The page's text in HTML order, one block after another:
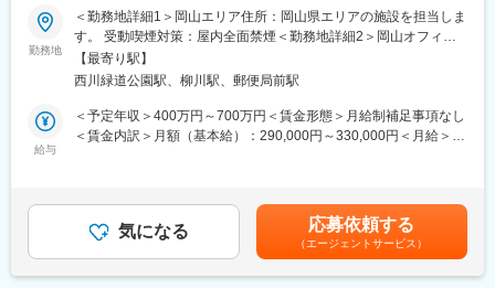
■企業の特徴/魅力
半世紀以上にわたり地域医療を支え、救急から在宅まで幅広く展
開。安定した基盤と働きやすさを兼ね備えています。
■業務詳細／治験コーディネーター（CRCって何？）
新しい薬や治療法が安全で効果的かどうかを確かめるための臨床
試験（治験）をサポートする仕事です。
＜具体的に＞
患者さんが治験に参加する手続きを助けたり、治験中のデータを
収集・管理をします。
に貢献できるやりがいのある仕事です。
※担当する医療機関に常駐しての業務となります。
勤務地
＜勤務地詳細1＞岡山エリア住所：岡山県エリアの施設を担当しま
す。 受動喫煙対策：屋内全面禁煙＜勤務地詳細2＞岡山オフィス
住所：岡山県岡山市北区平和町1-6 ヴィアーレW 7階受動喫煙対
策：屋内全面禁煙変更の範囲：会社の定める事業所
【最寄り駅】
西川緑道公園駅、柳川駅、郵便局前駅
給与
＜予定年収＞400万円～700万円＜賃金形態＞月給制補足事項なし
＜賃金内訳＞月額（基本給）：290,000円～330,000円＜月給＞
る可能性があります。月給(月額)は固定手当を含めた表記です。
気になる 応募依頼する
（エージェントサービス）